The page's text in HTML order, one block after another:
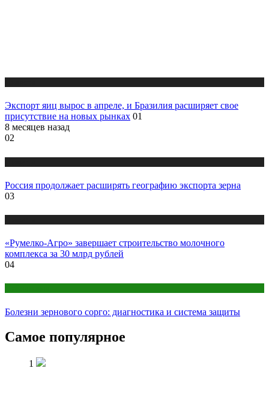
Экспорт яиц вырос в апреле, и Бразилия расширяет свое
присутствие на новых рынках 01
8 месяцев назад
02
Россия продолжает расширять географию экспорта зерна
03
«Румелко-Агро» завершает строительство молочного
комплекса за 30 млрд рублей
04
Болезни зернового сорго: диагностика и система защиты
Самое популярное
1